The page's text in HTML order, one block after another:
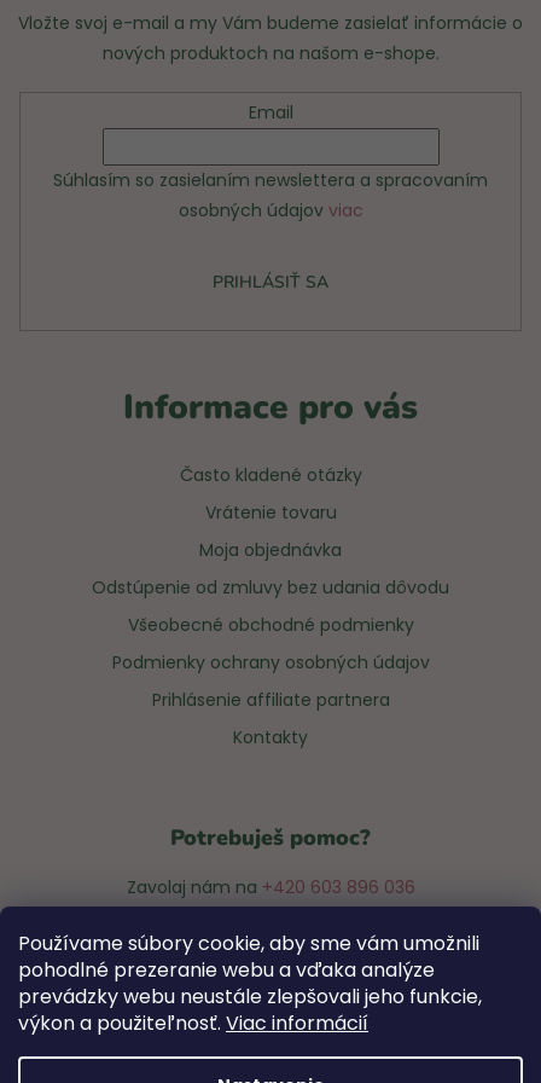
Používame súbory cookie, aby sme vám umožnili
pohodlné prezeranie webu a vďaka analýze
prevádzky webu neustále zlepšovali jeho funkcie,
výkon a použiteľnosť. Viac informácií
Vložte svoj e-mail a my Vám budeme zasielať informácie o
nových produktoch na našom e-shope.
Email
Súhlasím so zasielaním newslettera a spracovaním
osobných údajov viac
PRIHLÁSIŤ SA
Potrebuješ pomoc?
Zavolaj nám na +420 603 896 036
Radi ti so všetkým poradíme! #anybabes 😊
Pondelok až piatok od 9:00 do 17:00
Informace pro vás
Často kladené otázky
Vrátenie tovaru
Moja objednávka
Odstúpenie od zmluvy bez udania dôvodu
Všeobecné obchodné podmienky
Podmienky ochrany osobných údajov
Prihlásenie affiliate partnera
Kontakty